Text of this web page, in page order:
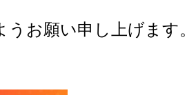
うお願い申し上げます。